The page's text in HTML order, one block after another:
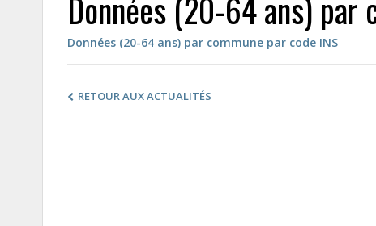
Données (20-64 ans) par
Données (20-64 ans) par commune par code INS
RETOUR AUX ACTUALITÉS